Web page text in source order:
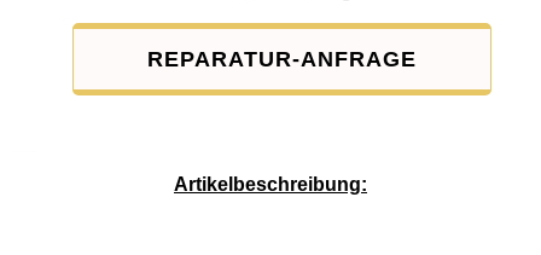
REPARATUR-ANFRAGE
Artikelbeschreibung: